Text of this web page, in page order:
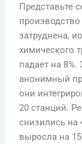
Представьте
затруднена,
химического
падает на
анонимный
они
20 станций.
снизились на
выросла на